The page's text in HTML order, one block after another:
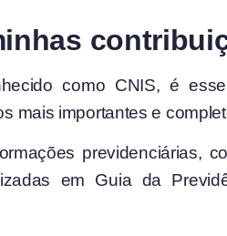
como CNIS, é
mais importantes e
previdenciárias,
em Guia da